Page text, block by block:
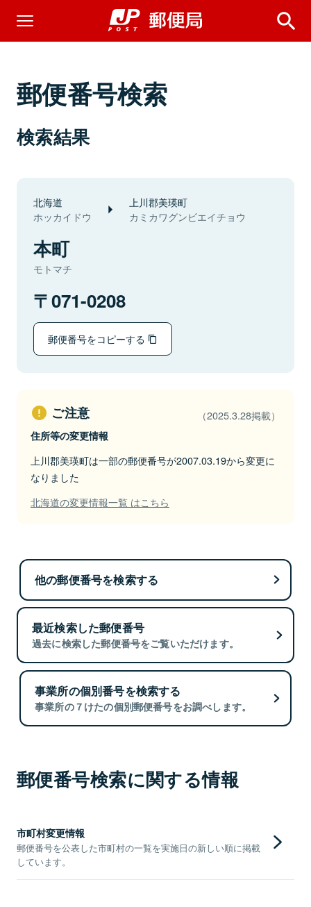
郵便番号検索
検索結果
北海道
ホッカイドウ
上川郡美瑛町
カミカワグンビエイチョウ
本町
モトマチ
071-0208
郵便番号をコピーする
ご注意 （2025.3.28掲載）
住所等の変更情報
上川郡美瑛町は一部の郵便番号が2007.03.19から変更に
なりました
北海道の変更情報一覧 はこちら
他の郵便番号を検索する
最近検索した郵便番号
過去に検索した郵便番号をご覧いただけます。
事業所の個別番号を検索する
事業所の７けたの個別郵便番号をお調べします。
郵便番号検索に関する情報
市町村変更情報
郵便番号を公表した市町村の一覧を実施日の新しい順に掲載
しています。